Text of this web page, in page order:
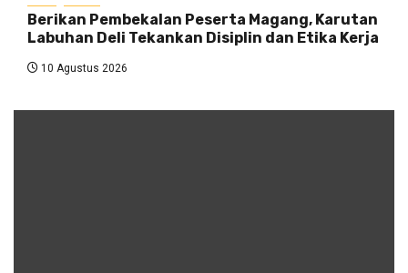
Berikan Pembekalan Peserta Magang, Karutan
Labuhan Deli Tekankan Disiplin dan Etika Kerja
10 Agustus 2026